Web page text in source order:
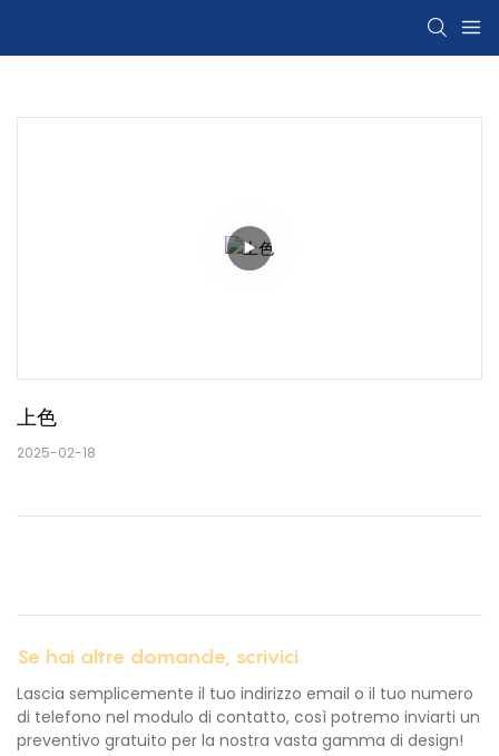
上色
2025-02-18
Se hai altre domande, scrivici
Lascia semplicemente il tuo indirizzo email o il tuo numero
di telefono nel modulo di contatto, così potremo inviarti un
preventivo gratuito per la nostra vasta gamma di design!